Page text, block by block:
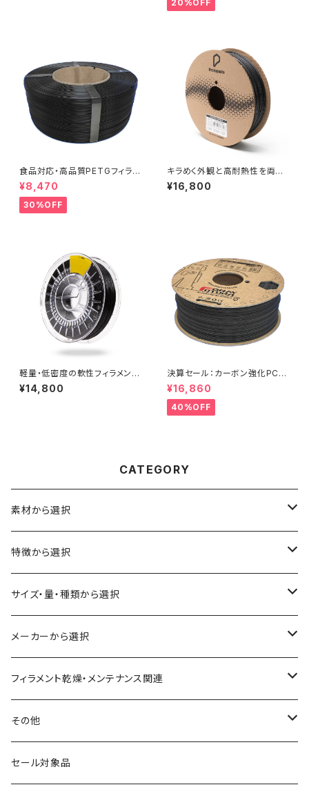
20%OFF
食品対応・高品質PETGフィラメ
ント『EasyFil ePETG（Bambu
Coil）』
¥8,470
30%OFF
キラめく外観と高耐熱性を両立
したPLAフィラメント『HTPLA G
litter』
¥16,800
軽量・低密度の軟性フィラメント
『VarioShore TPU』
¥14,800
決算セール：カーボン強化PCフ
ィラメント『Kratos PC CF10』
¥16,860
40%OFF
CATEGORY
素材から選択
ABS
ASA（アクリル・スチレン・アクリロニトリル）
CA（セルロース アセテート）
CPE（コポリエステル）
HIPS（スチレン系樹脂）
HTPLA
特徴から選択
食品対応
導電性
磁性
絶縁性
静電気放電（ESD）
サイズ・量・種類から選択
お試し用少量サンプル
フィラメント径：1.75mm
フィラメント径：2.85mm
スプール単位
メーカーから選択
3D BROOKLYN
3DFuel
3DLAC
フィラメント乾燥・メンテナンス関連
フィラメント乾燥機
クリーニング
その他
交換用スプール
セール対象品